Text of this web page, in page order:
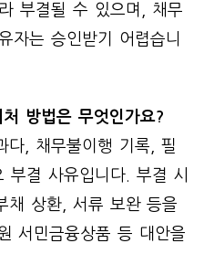
부결될 수 있으며, 채무
자는 승인받기 어렵습니
방법은 무엇인가요?
다, 채무불이행 기록, 필
결 사유입니다. 부결 시
채 상환, 서류 보완 등을
서민금융상품 등 대안을